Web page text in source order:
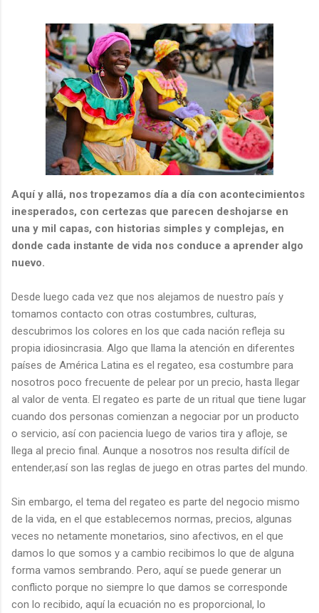
Aquí y allá, nos tropezamos día a día con acontecimientos
inesperados, con certezas que parecen deshojarse en
una y mil capas, con historias simples y complejas, en
donde cada instante de vida nos conduce a aprender algo
nuevo.
Desde luego cada vez que nos alejamos de nuestro país y
tomamos contacto con otras costumbres, culturas,
descubrimos los colores en los que cada nación refleja su
propia idiosincrasia. Algo que llama la atención en diferentes
países de América Latina es el regateo, esa costumbre para
nosotros poco frecuente de pelear por un precio, hasta llegar
al valor de venta. El regateo es parte de un ritual que tiene lugar
cuando dos personas comienzan a negociar por un producto
o servicio, así con paciencia luego de varios tira y afloje, se
llega al precio final. Aunque a nosotros nos resulta difícil de
entender,así son las reglas de juego en otras partes del mundo.
Sin embargo, el tema del regateo es parte del negocio mismo
de la vida, en el que establecemos normas, precios, algunas
veces no netamente monetarios, sino afectivos, en el que
damos lo que somos y a cambio recibimos lo que de alguna
forma vamos sembrando. Pero, aquí se puede generar un
conflicto porque no siempre lo que damos se corresponde
con lo recibido, aquí la ecuación no es proporcional, lo